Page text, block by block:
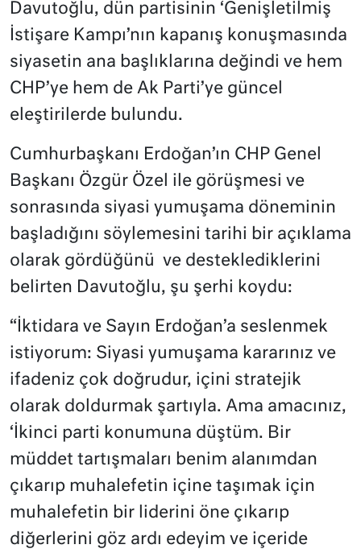
Davutoğlu, dün partisinin ‘Genişletilmiş
İstişare Kampı’nın kapanış konuşmasında
siyasetin ana başlıklarına değindi ve hem
CHP’ye hem de Ak Parti’ye güncel
eleştirilerde bulundu.
Cumhurbaşkanı Erdoğan’ın CHP Genel
Başkanı Özgür Özel ile görüşmesi ve
sonrasında siyasi yumuşama döneminin
başladığını söylemesini tarihi bir açıklama
olarak gördüğünü ve desteklediklerini
belirten Davutoğlu, şu şerhi koydu:
“İktidara ve Sayın Erdoğan’a seslenmek
istiyorum: Siyasi yumuşama kararınız ve
ifadeniz çok doğrudur, içini stratejik
olarak doldurmak şartıyla. Ama amacınız,
‘İkinci parti konumuna düştüm. Bir
müddet tartışmaları benim alanımdan
çıkarıp muhalefetin içine taşımak için
muhalefetin bir liderini öne çıkarıp
diğerlerini göz ardı edeyim ve içeride